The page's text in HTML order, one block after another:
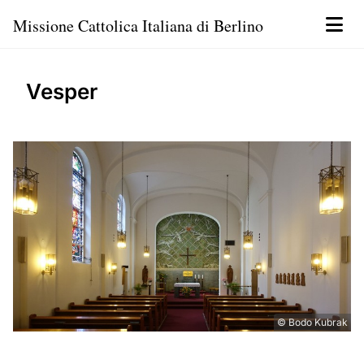
Missione Cattolica Italiana di Berlino
Vesper
© Bodo Kubrak